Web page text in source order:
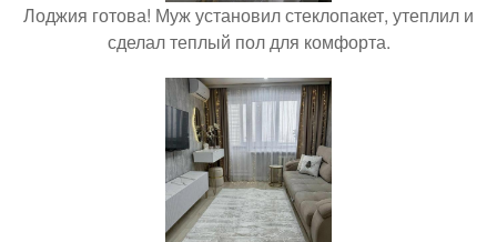
Лоджия готова! Муж установил стеклопакет, утеплил и
сделал теплый пол для комфорта.